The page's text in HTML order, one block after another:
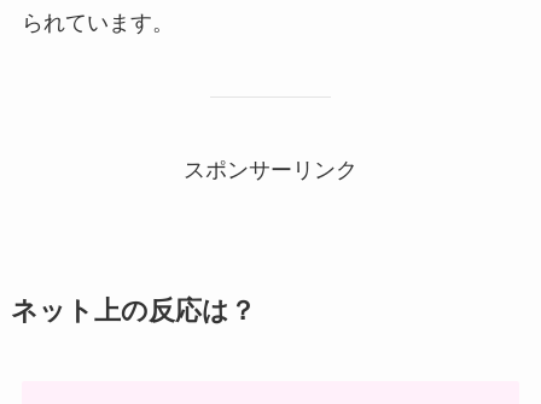
られています。
スポンサーリンク
ネット上の反応は？